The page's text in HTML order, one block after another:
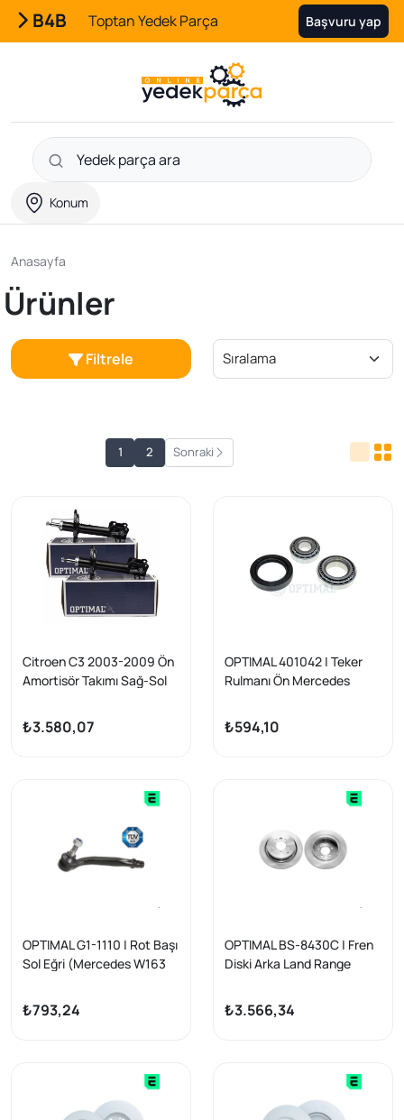
B4B Toptan Yedek Parça Başvuru yap
Konum
Anasayfa
Ürünler
Filtrele
1 2 Sonraki
Citroen C3 2003-2009 Ön
Amortisör Takımı Sağ-Sol
₺3.580,07
OPTIMAL 401042 | Teker
Rulmanı Ön Mercedes
₺594,10
OPTIMAL G1-1110 | Rot Başı
Sol Eğri (Mercedes W163
₺793,24
OPTIMAL BS-8430C | Fren
Diski Arka Land Range
₺3.566,34